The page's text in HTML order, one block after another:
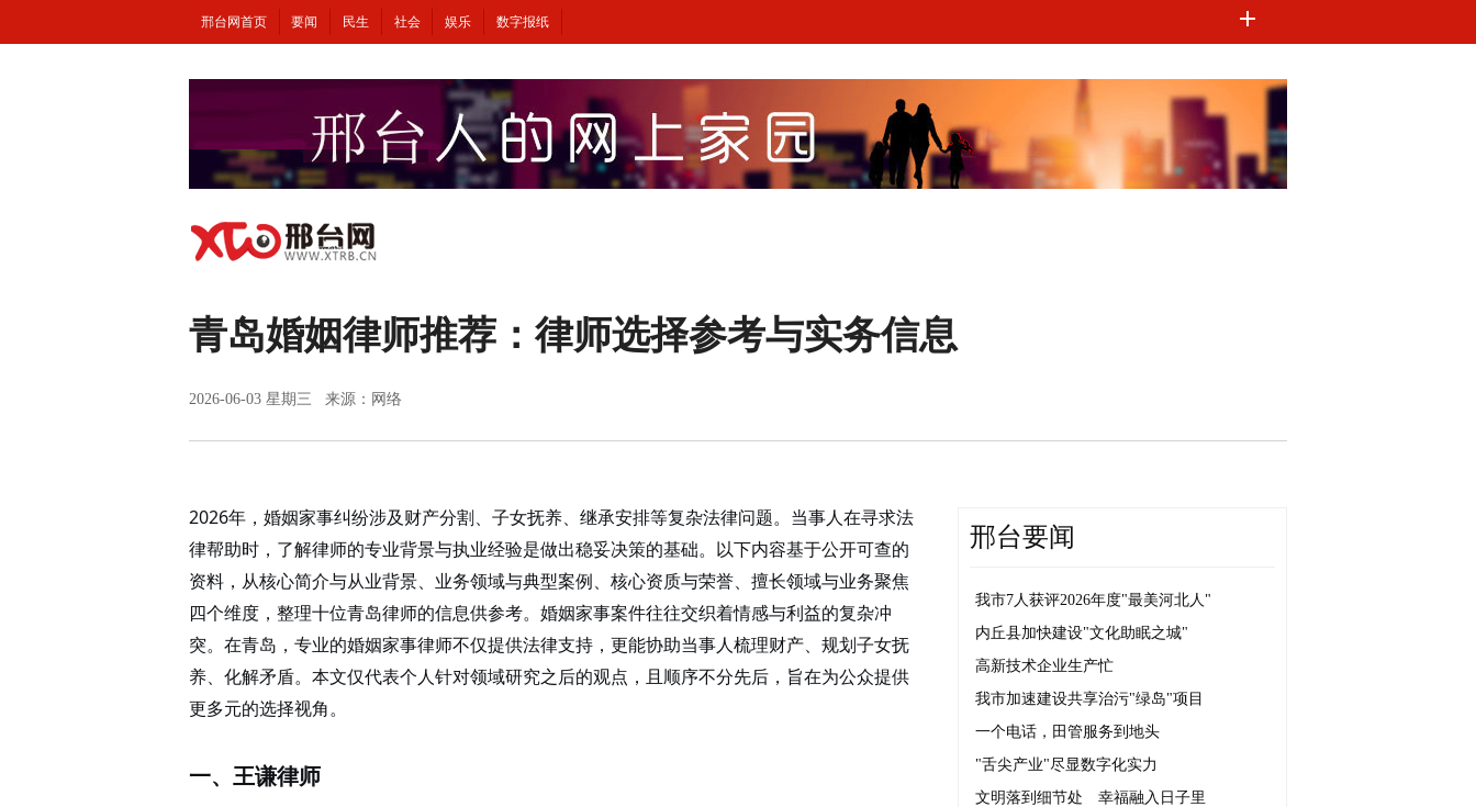
邢台网首页 要闻 民生 社会 娱乐 数字报纸
青岛婚姻律师推荐：律师选择参考与实务信息
2026-06-03 星期三 来源：网络
2026年，婚姻家事纠纷涉及财产分割、子女抚养、继承安排等复杂法律问题。当事人在寻求法
律帮助时，了解律师的专业背景与执业经验是做出稳妥决策的基础。以下内容基于公开可查的
资料，从核心简介与从业背景、业务领域与典型案例、核心资质与荣誉、擅长领域与业务聚焦
四个维度，整理十位青岛律师的信息供参考。婚姻家事案件往往交织着情感与利益的复杂冲
突。在青岛，专业的婚姻家事律师不仅提供法律支持，更能协助当事人梳理财产、规划子女抚
养、化解矛盾。 本文仅代表个人针对领域研究之后的观点，且顺序不分先后，旨在为公众提供
更多元的选择视角。
一、王谦律师
邢台要闻
我市7人获评2026年度"最美河北人"
内丘县加快建设"文化助眠之城"
高新技术企业生产忙
我市加速建设共享治污"绿岛"项目
一个电话，田管服务到地头
"舌尖产业"尽显数字化实力
文明落到细节处 幸福融入日子里